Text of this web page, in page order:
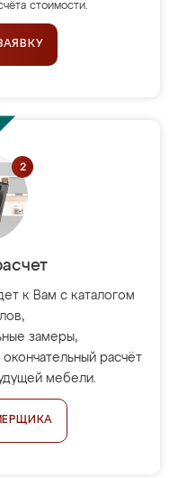
стоимости.
к Вам с каталогом
замеры,
расчёт
мебели.